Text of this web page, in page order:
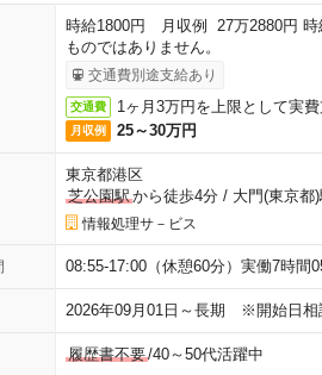
時給1800円 月収例 27万2880円 時
ものではありません。
交通費別途支給あり
交通費 1ヶ月3万円を上限として実
月収例 25～30万円
東京都港区
芝公園駅から徒歩4分/ 大門(東京都
情報処理サ－ビス
08:55-17:00（休憩60分）実働7時間
2026年09月01日～長期 ※開始日
履歴書不要/40～50代活躍中